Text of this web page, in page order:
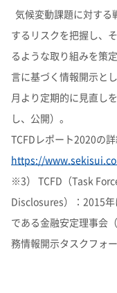
気候変動課題に対する
するリスクを把握し、
るような取り組みを策
言に基づく情報開示と
月より定期的に見直し
し、公開）。
TCFDレポート2020の
https://
※3） TCFD（Task
Disclosures）：2015
である金融安定理事会
務情報開示タスクフォー